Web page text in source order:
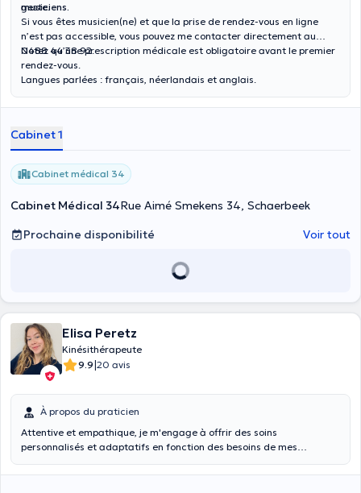
geste.
musiciens.
Si vous êtes musicien(ne) et que la prise de rendez-vous en ligne
n’est pas accessible, vous pouvez me contacter directement au
0488 44 38 92.
Notez qu’une prescription médicale est obligatoire avant le premier
rendez-vous.
Langues parlées : français, néerlandais et anglais.
Cabinet 1
Cabinet médical 34
Cabinet Médical 34Rue Aimé Smekens 34, Schaerbeek
Prochaine disponibilité
Voir tout
Elisa Peretz
Kinésithérapeute
9.9|20 avis
À propos du praticien
Attentive et empathique, je m'engage à offrir des soins
personnalisés et adaptatifs en fonction des besoins de mes
bien-être et de la récupération. Je suis a votre dispositions pour tout